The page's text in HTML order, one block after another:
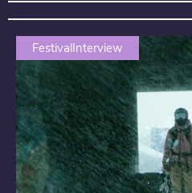
FestivalInterview